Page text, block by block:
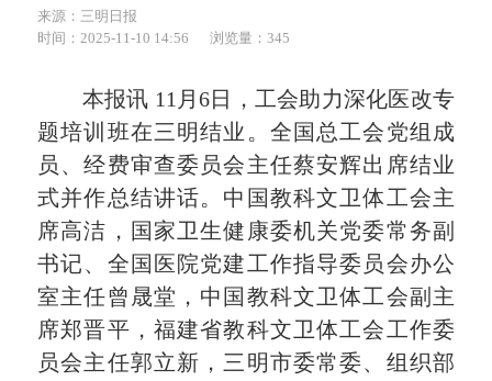
来源：三明日报
时间：2025-11-10 14:56
浏览量：345
本报讯 11月6日，工会助力深化医改专
题培训班在三明结业。全国总工会党组成
员、经费审查委员会主任蔡安辉出席结业
式并作总结讲话。中国教科文卫体工会主
席高洁，国家卫生健康委机关党委常务副
书记、全国医院党建工作指导委员会办公
室主任曾晟堂，中国教科文卫体工会副主
席郑晋平，福建省教科文卫体工会工作委
员会主任郭立新，三明市委常委、组织部